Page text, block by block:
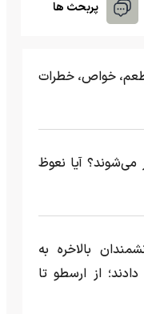
پربحث ها
خواص، خطرات
می‌شوند؟ آیا نعوظ
بالاخره به
از ارسطو تا